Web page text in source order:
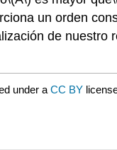
un orden
de nuestro
under a CC BY